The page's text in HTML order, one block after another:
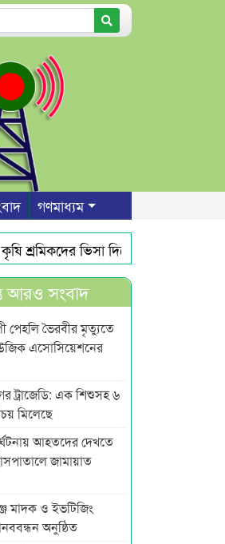
গণমাধ্যম
শ্রমিকদের ভিসা দিচ্ছে ওমান
স্মারকলিপি সিলেট নগরীতে
আরও সংবাদ
পেহলি ভৈরবীর মৃত্যুতে
এসোসিয়েশনের
ট্রাজেডি: এক শিশুসহ ৬
মিলেছে
আহতদের দেখতে
জামায়াত
মাদক ও ইভটিজিং
অনুষ্ঠিত